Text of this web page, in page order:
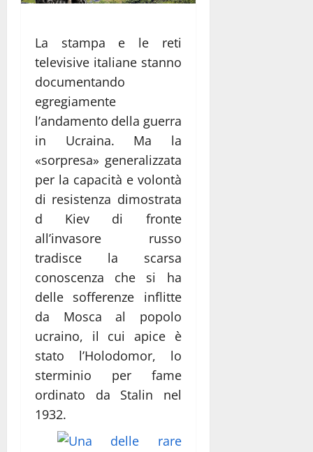
La stampa e le reti
televisive italiane stanno
documentando
egregiamente
l’andamento della guerra
in Ucraina. Ma la
«sorpresa» generalizzata
per la capacità e volontà
di resistenza dimostrata
d Kiev di fronte
all’invasore russo
tradisce la scarsa
conoscenza che si ha
delle sofferenze inflitte
da Mosca al popolo
ucraino, il cui apice è
stato l’Holodomor, lo
sterminio per fame
ordinato da Stalin nel
1932.